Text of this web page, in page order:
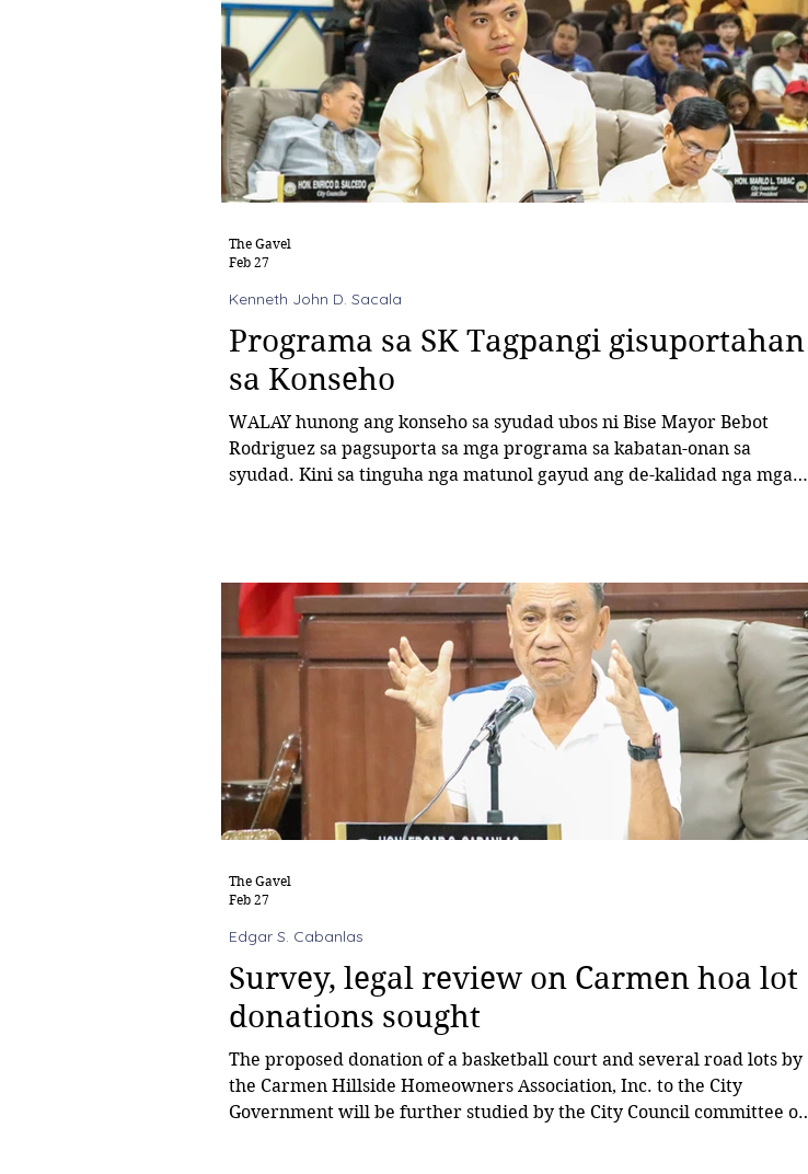
Programa sa SK Tagpangi gisuportahan
sa Konseho
WALAY hunong ang konseho sa syudad ubos ni Bise Mayor Bebot
Rodriguez sa pagsuporta sa mga programa sa kabatan-onan sa
syudad. Kini sa tinguha nga matunol gayud ang de-kalidad nga mga
Sangguning Kabataan sa Tagpangi nga mokabat sa P730,048 gikan sa
Enero ngadto sa Disyembre ning tuig alang s
Kenneth John D. Sacala
The Gavel
Feb 27
Survey, legal review on Carmen hoa lot
donations sought
The proposed donation of a basketball court and several road lots by
the Carmen Hillside Homeowners Association, Inc. to the City
Government will be further studied by the City Council committee on
Edgar S. Cabanlas
The Gavel
Feb 27